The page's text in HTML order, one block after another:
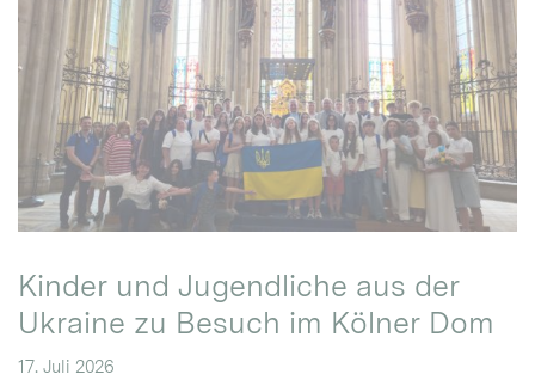
Kinder und Jugendliche aus der
Ukraine zu Besuch im Kölner Dom
17. Juli 2026